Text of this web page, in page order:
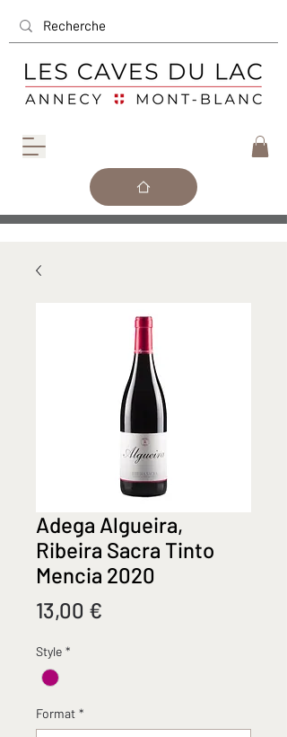
Adega Algueira,
Ribeira Sacra Tinto
Mencia 2020
13,00 €
Style *
Format *